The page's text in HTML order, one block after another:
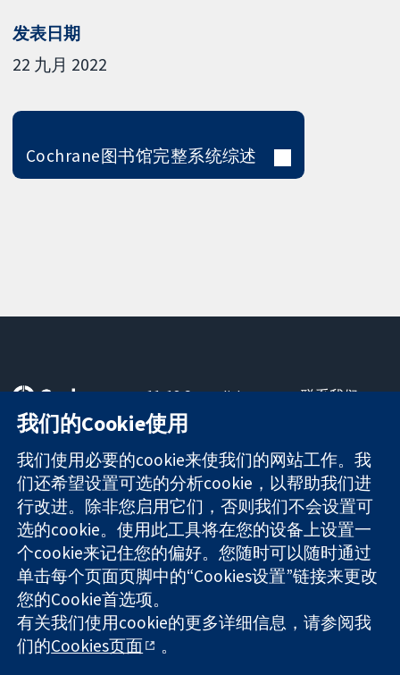
发表日期
22 九月 2022
Cochrane图书馆完整系统综述
可信任的证据
知情决定
更完善的医疗健
康
11-13 Cavendish
Square
London
W1G 0AN
United Kingdom
联系我们
关于我们
工作机会
Cochrane
Library
The Cochrane Collaboration is a charity (no. 1045921) and a
company limited by guarantee (no. 03044323) registered in
England & Wales. VAT registration number GB 718 2127 49.
版权所有：© 2026 Cochrane协作网
我们的Cookie使用
我们使用必要的cookie来使我们的网站工作。我
们还希望设置可选的分析cookie，以帮助我们进
行改进。除非您启用它们，否则我们不会设置可
选的cookie。使用此工具将在您的设备上设置一
个cookie来记住您的偏好。您随时可以随时通过
单击每个页面页脚中的“Cookies设置”链接来更改
您的Cookie首选项。
有关我们使用cookie的更多详细信息，请参阅我
们的Cookies页面 。